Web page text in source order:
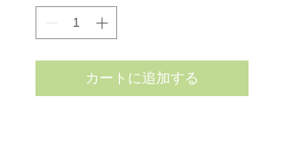
カートに追加する